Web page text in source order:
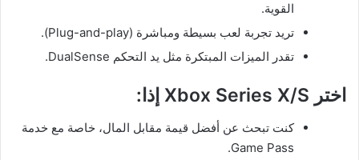
القوية.
تريد تجربة لعب بسيطة ومباشرة (Plug-and-play).
تقدر الميزات المبتكرة مثل يد التحكم DualSense.
اختر Xbox Series X/S إذا :
كنت تبحث عن أفضل قيمة مقابل المال، خاصة مع خدمة
Game Pass.